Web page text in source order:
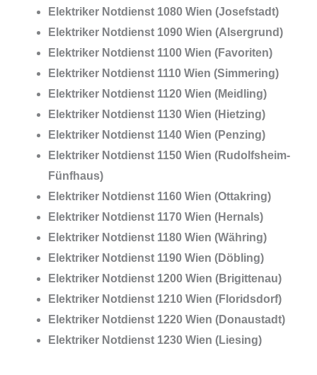
Elektriker Notdienst 1080 Wien (Josefstadt)
Elektriker Notdienst 1090 Wien (Alsergrund)
Elektriker Notdienst 1100 Wien (Favoriten)
Elektriker Notdienst 1110 Wien (Simmering)
Elektriker Notdienst 1120 Wien (Meidling)
Elektriker Notdienst 1130 Wien (Hietzing)
Elektriker Notdienst 1140 Wien (Penzing)
Elektriker Notdienst 1150 Wien (Rudolfsheim-
Fünfhaus)
Elektriker Notdienst 1160 Wien (Ottakring)
Elektriker Notdienst 1170 Wien (Hernals)
Elektriker Notdienst 1180 Wien (Währing)
Elektriker Notdienst 1190 Wien (Döbling)
Elektriker Notdienst 1200 Wien (Brigittenau)
Elektriker Notdienst 1210 Wien (Floridsdorf)
Elektriker Notdienst 1220 Wien (Donaustadt)
Elektriker Notdienst 1230 Wien (Liesing)